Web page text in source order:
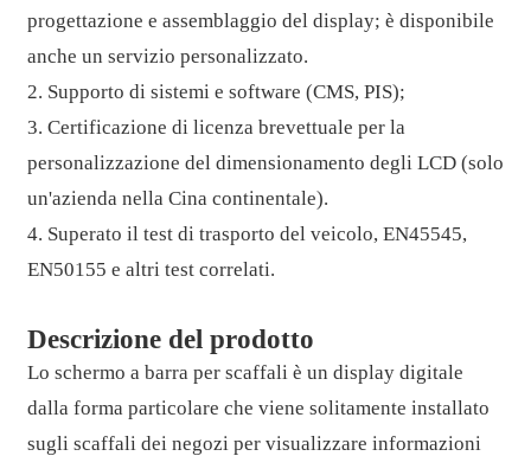
progettazione e assemblaggio del display; è disponibile
anche un servizio personalizzato.
2. Supporto di sistemi e software (CMS, PIS);
3. Certificazione di licenza brevettuale per la
personalizzazione del dimensionamento degli LCD (solo
un'azienda nella Cina continentale).
4. Superato il test di trasporto del veicolo, EN45545,
EN50155 e altri test correlati.
Descrizione del prodotto
Lo schermo a barra per scaffali è un display digitale
dalla forma particolare che viene solitamente installato
sugli scaffali dei negozi per visualizzare informazioni